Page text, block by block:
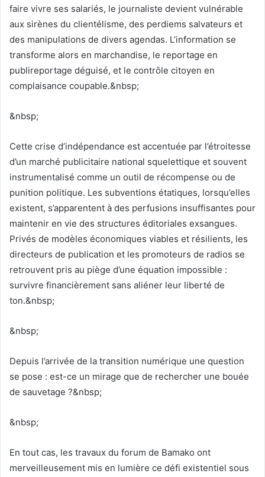
faire vivre ses salariés, le journaliste devient vulnérable
aux sirènes du clientélisme, des perdiems salvateurs et
des manipulations de divers agendas. L’information se
transforme alors en marchandise, le reportage en
publireportage déguisé, et le contrôle citoyen en
complaisance coupable.&nbsp;
&nbsp;
Cette crise d’indépendance est accentuée par l’étroitesse
d’un marché publicitaire national squelettique et souvent
instrumentalisé comme un outil de récompense ou de
punition politique. Les subventions étatiques, lorsqu’elles
existent, s’apparentent à des perfusions insuffisantes pour
maintenir en vie des structures éditoriales exsangues.
Privés de modèles économiques viables et résilients, les
directeurs de publication et les promoteurs de radios se
retrouvent pris au piège d’une équation impossible :
survivre financièrement sans aliéner leur liberté de
ton.&nbsp;
&nbsp;
Depuis l’arrivée de la transition numérique une question
se pose : est-ce un mirage que de rechercher une bouée
de sauvetage ?&nbsp;
&nbsp;
En tout cas, les travaux du forum de Bamako ont
merveilleusement mis en lumière ce défi existentiel sous